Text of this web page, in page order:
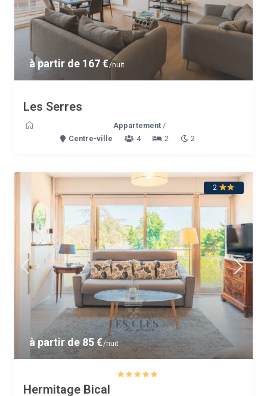
à partir de 167 €/nuit
Les Serres
Appartement /
Centre-ville
4 2 2
à partir de 85 €/nuit
2
Hermitage Bical